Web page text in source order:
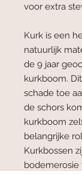
voor extra
Kurk is een
natuurlijk
de 9 jaar
kurkboom.
schade toe
de schors
kurkboom
belangrijke
Kurkbossen